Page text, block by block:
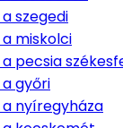
a szegedi
a miskolci
a pecsia
a győri
a nyíregyháza